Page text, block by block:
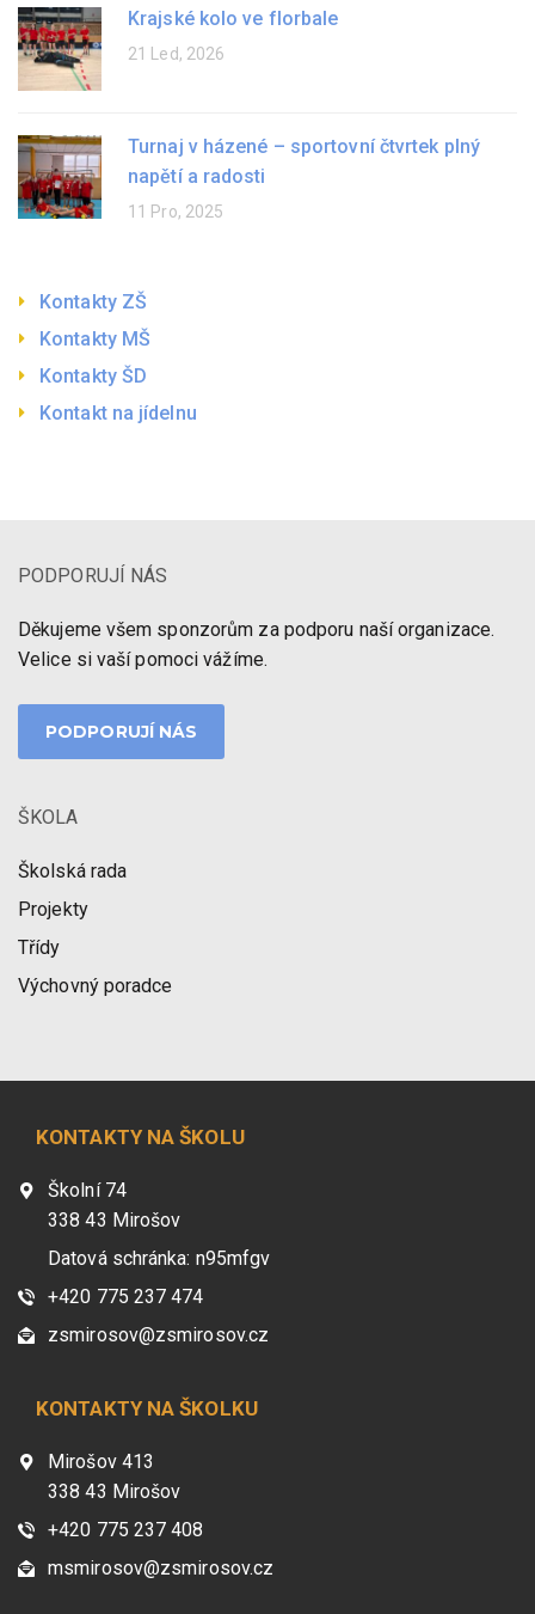
Krajské kolo ve florbale
21 Led, 2026
Turnaj v házené – sportovní čtvrtek plný
napětí a radosti
11 Pro, 2025
Kontakty ZŠ
Kontakty MŠ
Kontakty ŠD
Kontakt na jídelnu
PODPORUJÍ NÁS
Děkujeme všem sponzorům za podporu naší organizace.
Velice si vaší pomoci vážíme.
PODPORUJÍ NÁS
ŠKOLA
Školská rada
Projekty
Třídy
Výchovný poradce
KONTAKTY NA ŠKOLU
Školní 74
338 43 Mirošov
Datová schránka: n95mfgv
+420 775 237 474
zsmirosov@zsmirosov.cz
KONTAKTY NA ŠKOLKU
Mirošov 413
338 43 Mirošov
+420 775 237 408
msmirosov@zsmirosov.cz